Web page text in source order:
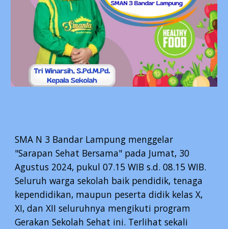
SMA N 3 Bandar Lampung menggelar
"Sarapan Sehat Bersama" pada Jumat, 30
Agustus 2024, pukul 07.15 WIB s.d. 08.15 WIB.
Seluruh warga sekolah baik pendidik, tenaga
kependidikan, maupun peserta didik kelas X,
XI, dan XII seluruhnya mengikuti program
Gerakan Sekolah Sehat ini. Terlihat sekali